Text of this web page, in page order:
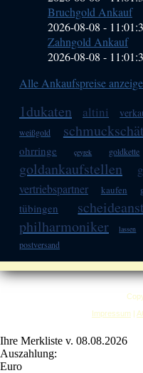
Bruchgold Ankauf
2026-08-08 -
Zahngold Ankauf
2026-08-08 -
Alle Ankaufspreise
1dukaten altini
weißgold
ohrringe
çeyrek goldkette
goldankaufstellen
vertriebspartner kaufen
tübingen
philharmoniker lassen
postversand
Impressum |
Ihre Merkliste v. 08.08.2026
Auszahlung:
Euro